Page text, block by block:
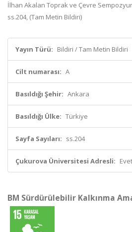
İlhan Akalan Toprak ve Çevre
ss.204, (Tam Metin Bildiri)
Yayın Türü: Bildiri / Tam Metin Bildiri
Cilt numarası: A
Basıldığı Şehir: Ankara
Basıldığı Ülke: Türkiye
Sayfa Sayıları: ss.204
Çukurova Üniversitesi Adresli: Evet
BM Sürdürülebilir Kalkınma